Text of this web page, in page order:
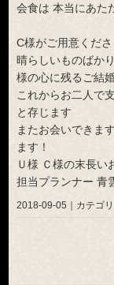
会食は 本当にあた
C様がご用意くだ
晴らしいものばか
様の心に残るご結
これからお二人で
と存じます
またお会いできま
ます！
Ｕ様 Ｃ様の末長い
担当プランナー 青
2018-09-05｜カテゴリ